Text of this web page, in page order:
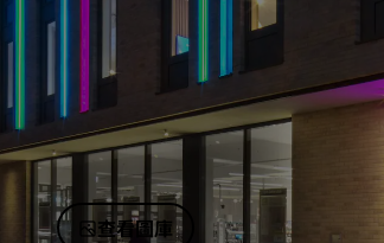
中國區關聯品牌
查看圖庫